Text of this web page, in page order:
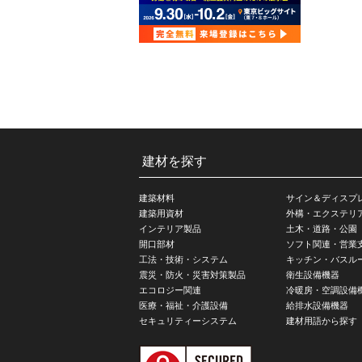
建材を探す
建築材料
建築用資材
インテリア製品
開口部材
工法・技術・システム
震災・防火・災害対策製品
エコロジー関連
医療・福祉・介護設備
セキュリティーシステム
サイン＆ディスプ
外構・エクステリ
土木・道路・公園
ソフト関連・営業
キッチン・バスル
衛生設備機器
冷暖房・空調設備
給排水設備機器
建材用語から探す